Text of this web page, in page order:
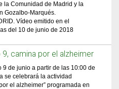
la Comunidad de Madrid y la
Gozalbo-Marqués.
Vídeo emitido en el
del 10 de junio de 2018
9, camina por el alzheimer
9 de junio a partir de las 10:00 de
se celebrará la actividad
el alzheimer” programada en